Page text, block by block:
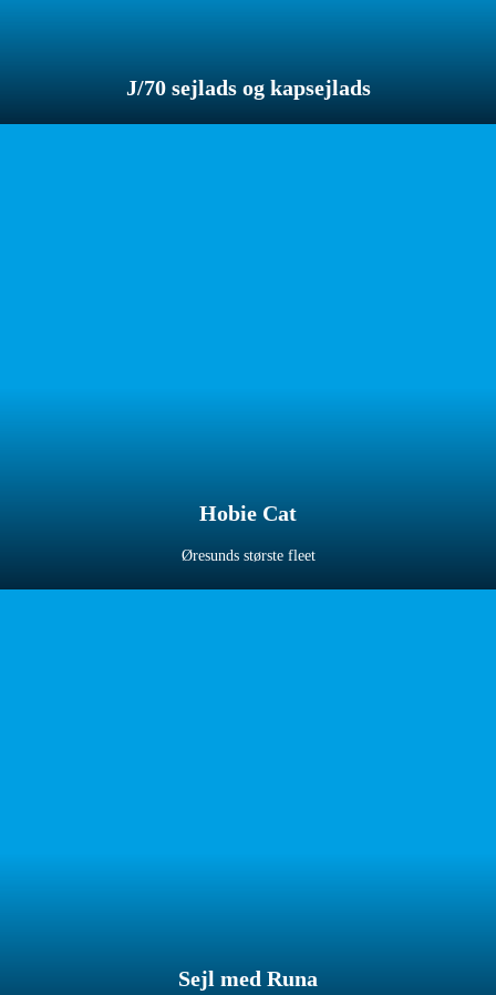
J/70 sejlads og kapsejlads
Hobie Cat
Øresunds største fleet
Sejl med Runa